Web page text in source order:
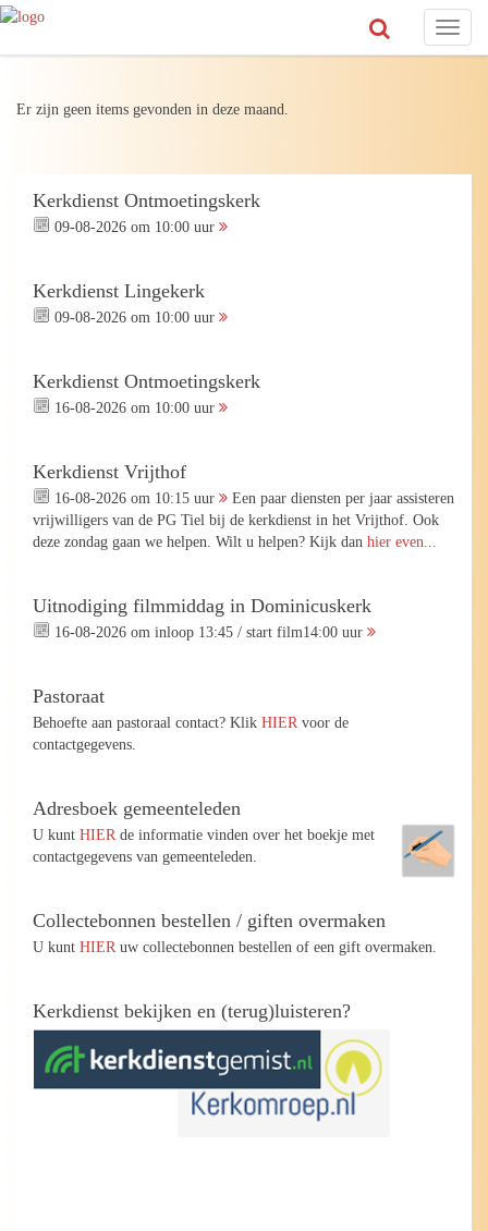
Toggle
Er zijn geen items gevonden in deze maand.
Kerkdienst Ontmoetingskerk
09-08-2026 om 10:00 uur
Kerkdienst Lingekerk
09-08-2026 om 10:00 uur
Kerkdienst Ontmoetingskerk
16-08-2026 om 10:00 uur
Kerkdienst Vrijthof
16-08-2026 om 10:15 uur
Een paar diensten per jaar assisteren
vrijwilligers van de PG Tiel bij de kerkdienst in het Vrijthof. Ook
deze zondag gaan we helpen. Wilt u helpen? Kijk dan hier even...
Uitnodiging filmmiddag in Dominicuskerk
16-08-2026 om inloop 13:45 / start film14:00 uur
Pastoraat
Behoefte aan pastoraal contact? Klik HIER voor de
contactgegevens.
Adresboek gemeenteleden
U kunt HIER de informatie vinden over het boekje met
contactgegevens van gemeenteleden.
Collectebonnen bestellen / giften overmaken
U kunt HIER uw collectebonnen bestellen of een gift overmaken.
Kerkdienst bekijken en (terug)luisteren?